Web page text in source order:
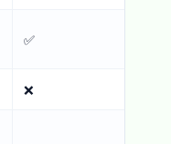
✅
❌